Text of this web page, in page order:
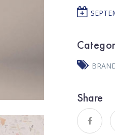
Share